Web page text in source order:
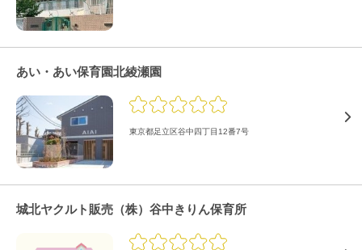
あい・あい保育園北綾瀬園
東京都足立区谷中四丁目12番7号
城北ヤクルト販売（株）谷中きりん保育所